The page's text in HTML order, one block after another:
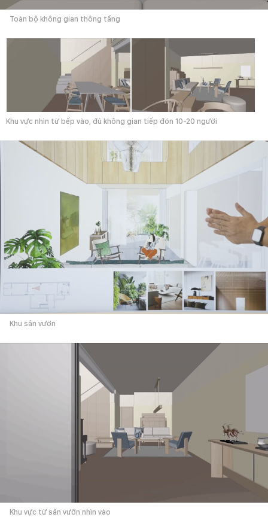
Toàn bộ không gian thông tầng
Khu vực nhìn từ bếp vào, đủ không gian tiếp đón 10-20 người
Khu sân vườn
Khu vực từ sân vườn nhìn vào